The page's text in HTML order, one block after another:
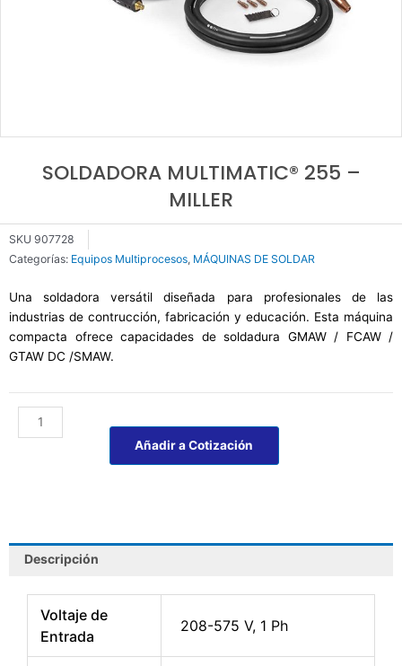
SOLDADORA MULTIMATIC® 255 –
MILLER
SKU 907728
Categorías: Equipos Multiprocesos, MÁQUINAS DE SOLDAR
Una soldadora versátil diseñada para profesionales de las
industrias de contrucción, fabricación y educación. Esta máquina
compacta ofrece capacidades de soldadura GMAW / FCAW /
GTAW DC /SMAW.
SOLDADORA
MULTIMATIC®
Añadir a Cotización
Descripción
Voltaje de
Entrada
208-575 V, 1 Ph